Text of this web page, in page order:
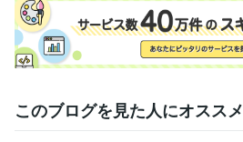
このブログを見た人にオススメ